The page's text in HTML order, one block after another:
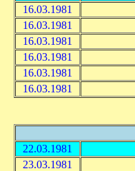
16.03.1981
16.03.1981
16.03.1981
16.03.1981
16.03.1981
16.03.1981
22.03.1981
23.03.1981